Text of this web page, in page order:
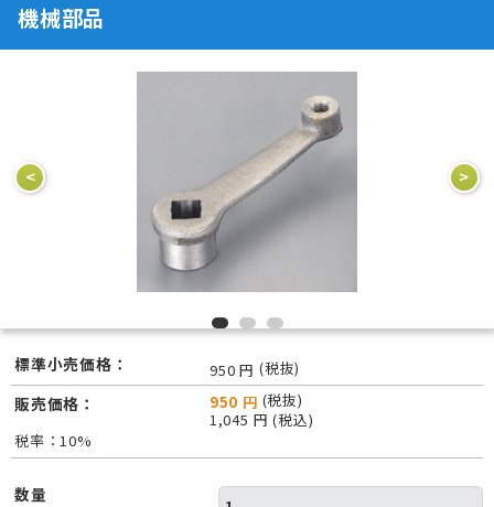
機械部品
< >
標準小売価格： 950 円 (税抜)
販売価格： 950 円 (税抜)
1,045 円 (税込)
税率：10%
数量